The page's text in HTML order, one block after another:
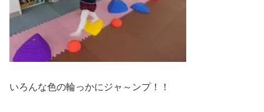
いろんな色の輪っかにジャ～ンプ！！